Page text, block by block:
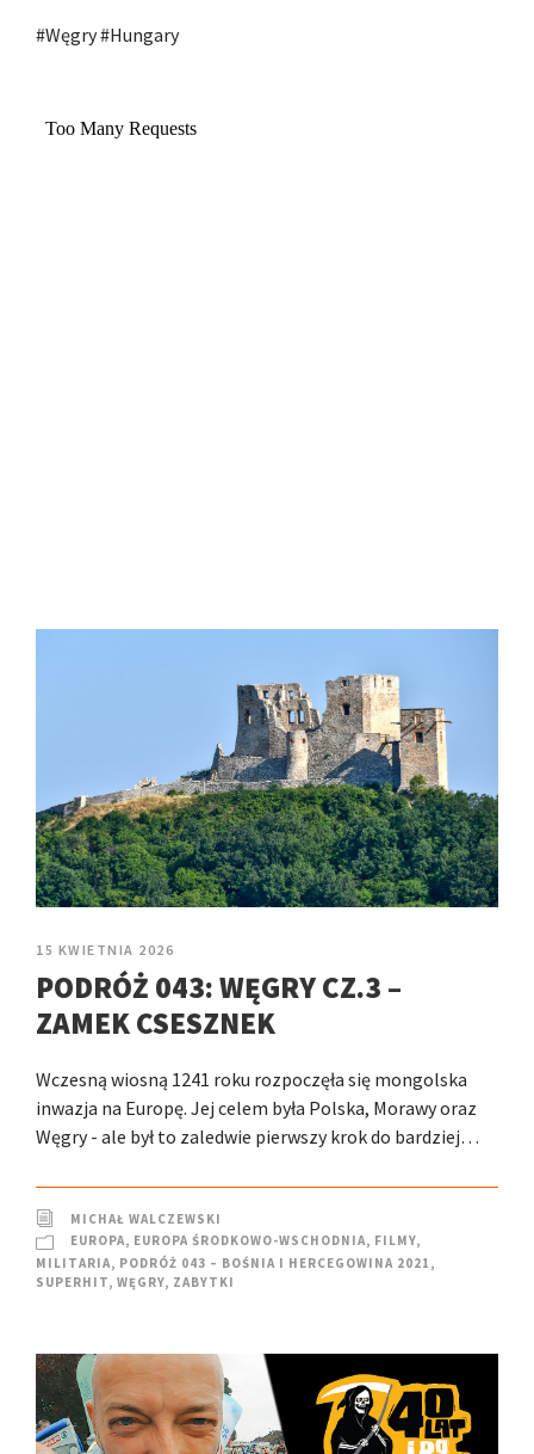
#Węgry #Hungary
15 KWIETNIA 2026
PODRÓŻ 043: WĘGRY CZ.3 –
ZAMEK CSESZNEK
Wczesną wiosną 1241 roku rozpoczęła się mongolska
inwazja na Europę. Jej celem była Polska, Morawy oraz
Węgry - ale był to zaledwie pierwszy krok do bardziej…
MICHAŁ WALCZEWSKI
EUROPA, EUROPA ŚRODKOWO-WSCHODNIA, FILMY,
MILITARIA, PODRÓŻ 043 – BOŚNIA I HERCEGOWINA 2021 ,
SUPERHIT, WĘGRY, ZABYTKI